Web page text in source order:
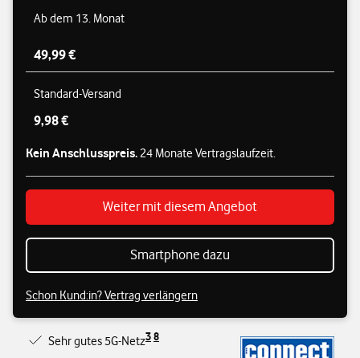
Ab dem 13. Monat
49,99 €
Standard-Versand
9,98 €
Kein Anschlusspreis. 24 Monate Vertragslaufzeit.
Weiter mit diesem Angebot
Smartphone dazu
Schon Kund:in? Vertrag verlängern
Sehr gutes 5G-Netz38